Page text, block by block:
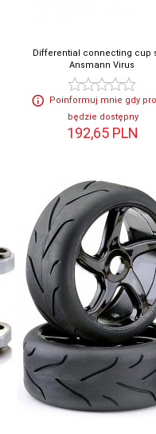
Differential connecting cup
Ansmann Virus
Poinformuj mnie gdy
będzie dostępny
192,65 PLN